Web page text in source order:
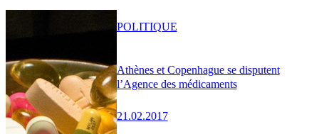
Athènes et Copenhague se disputent
l’Agence des médicaments
21.02.2017
POLITIQUE